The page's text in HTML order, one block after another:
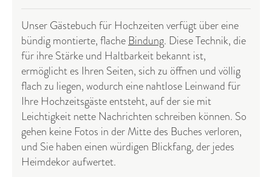
Unser Gästebuch für Hochzeiten verfügt über eine
bündig montierte, flache Bindung. Diese Technik, die
für ihre Stärke und Haltbarkeit bekannt ist,
ermöglicht es Ihren Seiten, sich zu öffnen und völlig
flach zu liegen, wodurch eine nahtlose Leinwand für
Ihre Hochzeitsgäste entsteht, auf der sie mit
Leichtigkeit nette Nachrichten schreiben können. So
gehen keine Fotos in der Mitte des Buches verloren,
und Sie haben einen würdigen Blickfang, der jedes
Heimdekor aufwertet.